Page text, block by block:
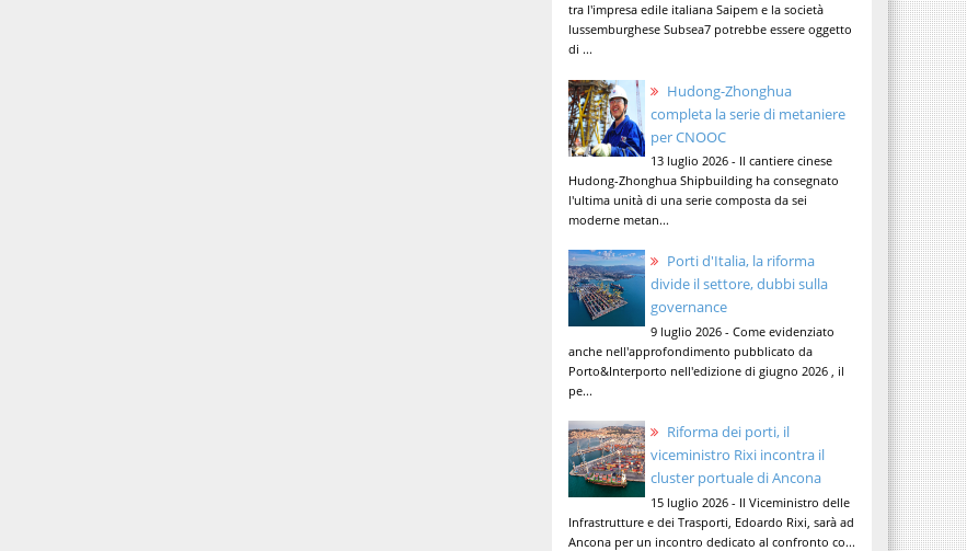
tra l'impresa edile italiana Saipem e la società
lussemburghese Subsea7 potrebbe essere oggetto
di ...
Hudong-Zhonghua
completa la serie di metaniere
per CNOOC
13 luglio 2026 - Il cantiere cinese
Hudong-Zhonghua Shipbuilding ha consegnato
l'ultima unità di una serie composta da sei
moderne metan...
Porti d'Italia, la riforma
divide il settore, dubbi sulla
governance
9 luglio 2026 - Come evidenziato
anche nell'approfondimento pubblicato da
Porto&Interporto nell'edizione di giugno 2026 , il
pe...
Riforma dei porti, il
viceministro Rixi incontra il
cluster portuale di Ancona
15 luglio 2026 - Il Viceministro delle
Infrastrutture e dei Trasporti, Edoardo Rixi, sarà ad
Ancona per un incontro dedicato al confronto co...